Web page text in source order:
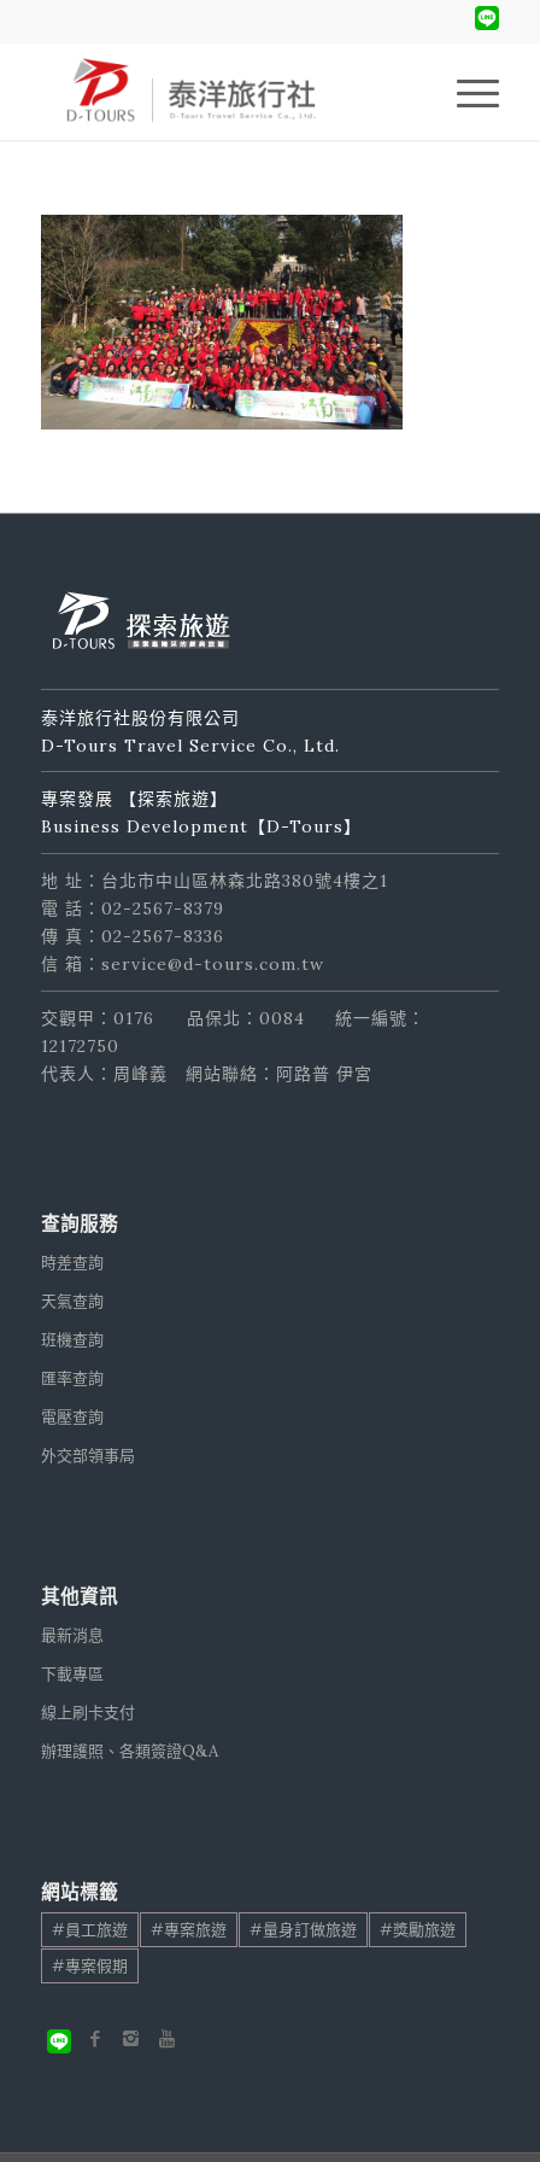
泰洋旅行社股份有限公司
D-Tours Travel Service Co., Ltd.
專案發展 【探索旅遊】
Business Development【D-Tours】
地 址：台北市中山區林森北路380號4樓之1
電 話：02-2567-8379
傳 真：02-2567-8336
信 箱：service@d-tours.com.tw
交觀甲：0176 品保北：0084
統一編號：
12172750
代表人：周峰義
網站聯絡：阿路普 伊宮
查詢服務
時差查詢
天氣查詢
班機查詢
匯率查詢
電壓查詢
外交部領事局
其他資訊
最新消息
下載專區
線上刷卡支付
辦理護照、各類簽證Q&A
網站標籤
#員工旅遊
#專案旅遊 #量身訂做旅遊
#獎勵旅遊
#專案假期